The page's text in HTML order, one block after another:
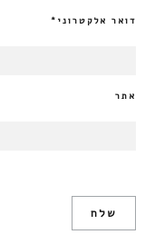
דואר אלקטרוני *
אתר